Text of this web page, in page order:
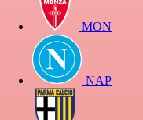
MON
NAP